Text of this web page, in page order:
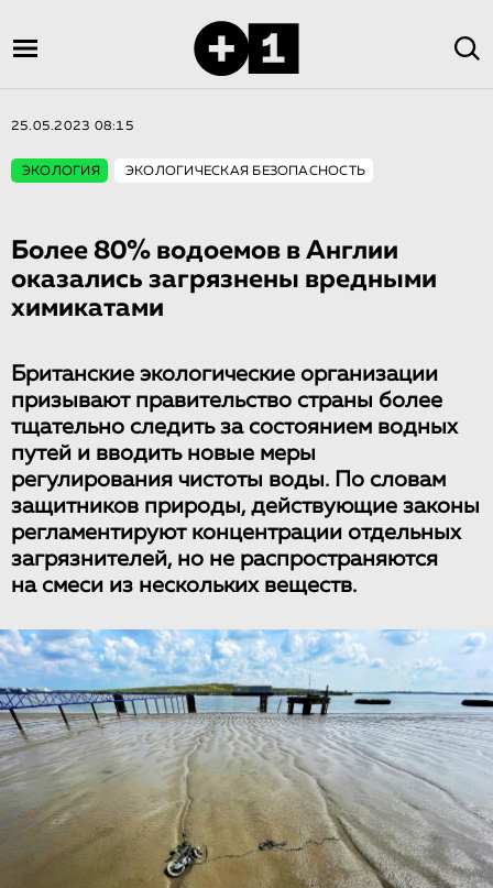
25.05.2023 08:15
ЭКОЛОГИЯ ЭКОЛОГИЧЕСКАЯ БЕЗОПАСНОСТЬ
Более 80% водоемов в Англии
оказались загрязнены вредными
химикатами
Британские экологические организации
призывают правительство страны более
тщательно следить за состоянием водных
путей и вводить новые меры
регулирования чистоты воды. По словам
защитников природы, действующие законы
регламентируют концентрации отдельных
загрязнителей, но не распространяются
на смеси из нескольких веществ.